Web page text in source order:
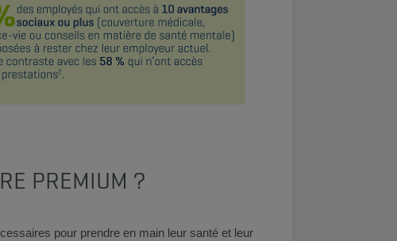
PREMIUM ?​
pour prendre en main leur santé et leur